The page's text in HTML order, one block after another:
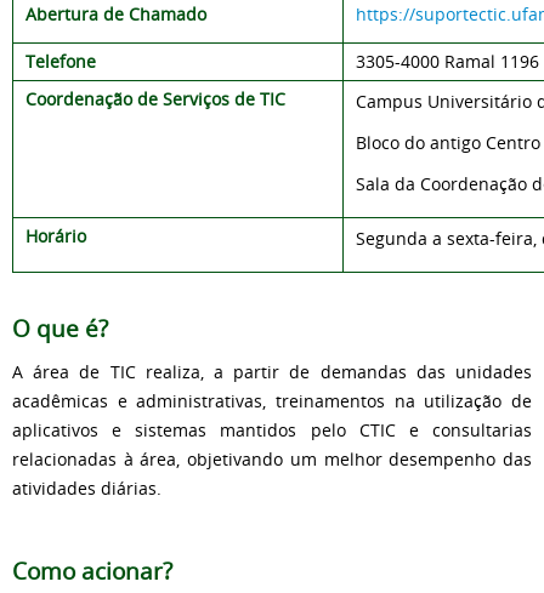
Abertura de Chamado
https://
Telefone 3305-4000 Ramal 1196
Coordenação de Serviços de TIC
Campus Universitário
Bloco do antigo
Sala da Coordenação
Horário Segunda a sexta-feira,
O que é?
A área de TIC realiza, a partir de demandas das unidades
acadêmicas e administrativas, treinamentos na utilização de
aplicativos e sistemas mantidos pelo CTIC e consultarias
relacionadas à área, objetivando um melhor desempenho das
atividades diárias.
Como acionar?